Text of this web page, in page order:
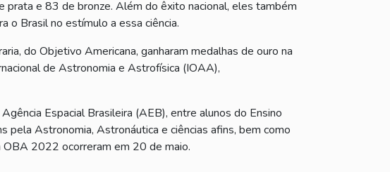
e 83 de bronze. Além do êxito nacional, eles também
o Brasil no estímulo a essa ciência.
do Objetivo Americana, ganharam medalhas de ouro na
de Astronomia e Astrofísica (IOAA),
Espacial Brasileira (AEB), entre alunos do Ensino
Astronomia, Astronáutica e ciências afins, bem como
OBA 2022 ocorreram em 20 de maio.